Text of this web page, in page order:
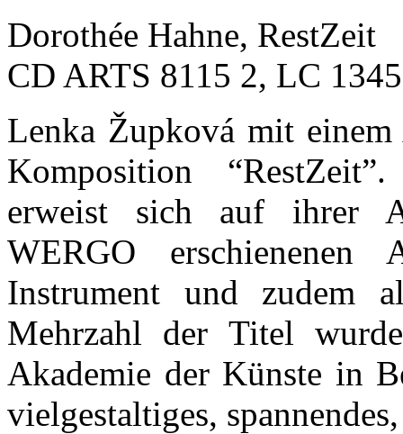
Dorothée Hahne, RestZeit
CD ARTS 8115 2, LC
Lenka Župková mit einem
Komposition
erweist sich auf ihrer
WERGO
Instrument und zudem
Mehrzahl der Titel
Akademie der Künste in
vielgestaltiges,